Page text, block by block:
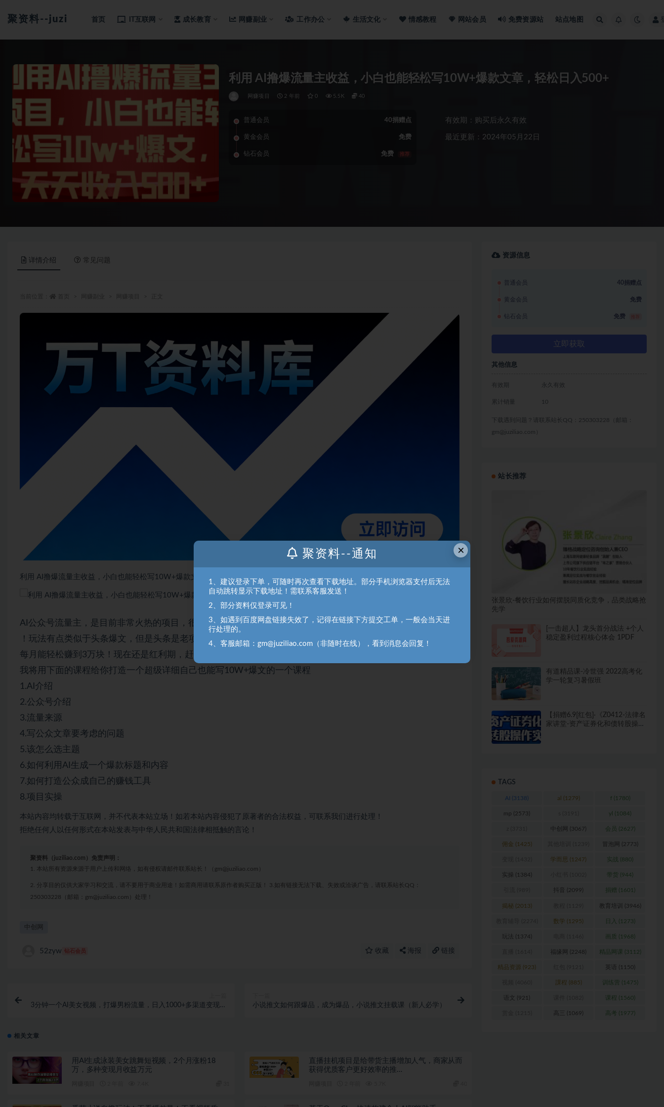
聚资料--juziliao.com--全网资料整合平台
首页 IT互联网 成长教育 网赚副业 工作办公 生活文化 情感教程 网站会员 免费资源站 站点地图
利用 AI撸爆流量主收益，小白也能轻松写10W+爆款文章，轻松日入500+
网赚项目 2 年前 0 5.5K 40
普通会员 40捐赠点
黄金会员 免费
钻石会员 免费 推荐
有效期：购买后永久有效
最近更新：2024年05月22日
详情介绍 常见问题
利用 AI撸爆流量主收益，小白也能轻松写10W+爆款文章，轻松日入500+
AI公众号流量主，是目前非常火热的项目，很多人都不知道现在公众号是公域流量了，属于绝对的信息差！
！玩法有点类似于头条爆文，但是头条是老项目快被玩烂了！现在公众号流量主项目做的人很少！！
每月能轻松赚到3万块！现在还是红利期，赶紧做起来！”
我将用下面的课程给你打造一个超级详细自己也能写10W+爆文的一个课程
1.AI介绍
2.公众号介绍
3.流量来源
4.写公众文章要考虑的问题
5.该怎么选主题
6.如何利用AI生成一个爆款标题和内容
7.如何打造公众成自己的赚钱工具
8.项目实操
本站内容均转载于互联网，并不代表本站立场！如若本站内容侵犯了原著者的合法权益，可联系我们进行处理！
拒绝任何人以任何形式在本站发表与中华人民共和国法律相抵触的言论！
聚资料（juziliao.com）免责声明：
1. 本站所有资源来源于用户上传和网络，如有侵权请邮件联系站长！（gm@juziliao.com）
2. 分享目的仅供大家学习和交流，请不要用于商业用途！如需商用请联系原作者购买正版！ 3.如有链接无法下载、失效或洽谈广告，请联系站长QQ：
250303228（邮箱：gm@juziliao.com）处理！
中创网
52zyw 钻石会员 收藏 海报 链接
3分钟一个AI美女视频，打爆男粉流量，日入1000+多渠道变现，
小说推文如何跟爆品，成为爆品，小说推文挂载课（新人必学）
相关文章
用AI生成泳装美女跳舞短视频，2个月涨粉18
万，多种变现月收益万元
直播挂机项目是给带货主播增加人气，商家从而
获得优质客户更好效率的推…
资源信息
普通会员 40捐赠点
黄金会员 免费
钻石会员 免费
立即获取
其他信息
有效期 永久有效
累计销量 10
下载遇到问题？请联系站长QQ：250303228（邮箱：
gm@juziliao.com）
站长推荐
张景欣-餐饮行业如何摆脱同质化竞争，品类战略抢
先学
[一击超人】龙头首分战法 +个人
稳定盈利过程核心体会 1PDF
有道精品课-冷世强 2022高考化
学一轮复习暑假班
【捐赠6.9[红包]·《Z0412-法律名
家讲堂-资产证券化和债转股操作
TAGS
AI (3138) al (1279) f(1780)
mp (2573) yl (1084)
中创网 (3067) 会员 (2627)
佣金 (1425) 冒泡网 (2773)
学而思 (1247) 实战 (880)
实操 (1384) 带货 (944)
抖音 (2099) (1601)
揭秘(2013) 教育培训 (3946)
数学 (1295) 日入 (1273)
玩法 (1374) 画质 (1968)
福缘网 (2248) 精品网课 (3112)
精品资源 (923) 英语 (1150)
課程 (885) 训练营 (1475)
语文 (921) 课程 (1560)
高三 (1069) 高考 (1977)
×
聚资料--通知
1、建议登录下单，可随时再次查看下载地址。部分手机浏览器支付后无法
自动跳转显示下载地址！需联系客服发送！
2、部分资料仅登录可见！
3、如遇到百度网盘链接失效了，记得在链接下方提交工单，一般会当天进
行处理的。
4、客服邮箱：gm@juziliao.com（非随时在线），看到消息会回复！